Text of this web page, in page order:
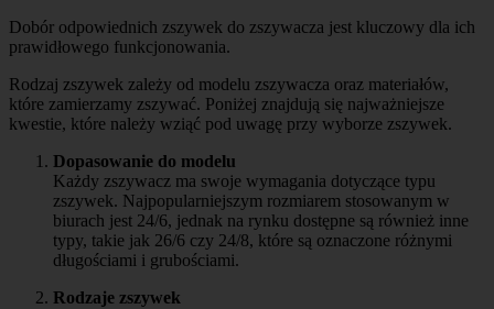
Dobór odpowiednich zszywek do zszywacza jest kluczowy dla ich
prawidłowego funkcjonowania.
Rodzaj zszywek zależy od modelu zszywacza oraz materiałów,
które zamierzamy zszywać. Poniżej znajdują się najważniejsze
kwestie, które należy wziąć pod uwagę przy wyborze zszywek.
Dopasowanie do modelu
Każdy zszywacz ma swoje wymagania dotyczące typu
zszywek. Najpopularniejszym rozmiarem stosowanym w
biurach jest 24/6, jednak na rynku dostępne są również inne
typy, takie jak 26/6 czy 24/8, które są oznaczone różnymi
długościami i grubościami.
Rodzaje zszywek